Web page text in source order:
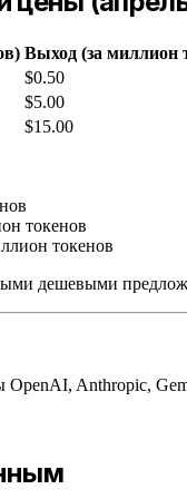
Выход (за миллион
$0.50
$5.00
$15.00
токенов
токенов
дешевыми
Anthropic,